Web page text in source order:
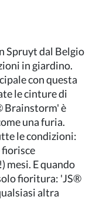
Spruyt dal Belgio
in giardino.
con questa
le cinture di
Brainstorm' è
una furia.
le condizioni:
fiorisce
mesi. E quando
fioritura: 'JS®
altra